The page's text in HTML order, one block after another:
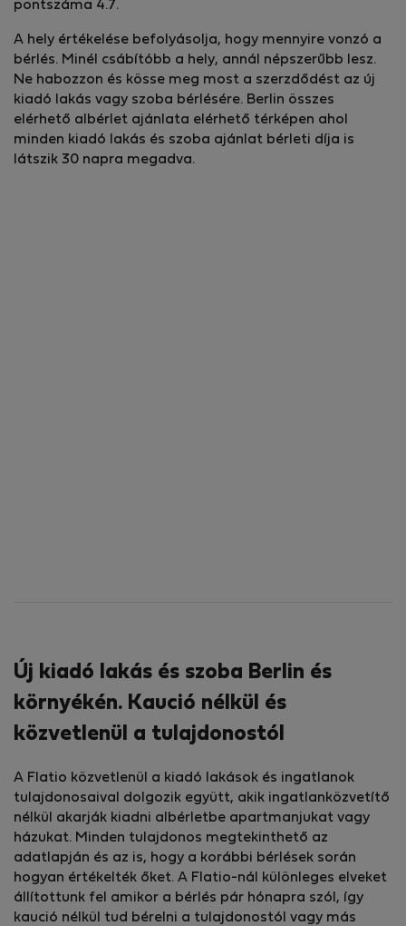
pontszáma 4.7.
A hely értékelése befolyásolja, hogy mennyire vonzó a
bérlés. Minél csábítóbb a hely, annál népszerűbb lesz.
Ne habozzon és kösse meg most a szerzdődést az új
kiadó lakás vagy szoba bérlésére. Berlin összes
elérhető albérlet ajánlata elérhető térképen ahol
minden kiadó lakás és szoba ajánlat bérleti díja is
látszik 30 napra megadva.
Új kiadó lakás és szoba Berlin és
környékén. Kaució nélkül és
közvetlenül a tulajdonostól
A Flatio közvetlenül a kiadó lakások és ingatlanok
tulajdonosaival dolgozik együtt, akik ingatlanközvetítő
nélkül akarják kiadni albérletbe apartmanjukat vagy
házukat. Minden tulajdonos megtekinthető az
adatlapján és az is, hogy a korábbi bérlések során
hogyan értékelték őket. A Flatio-nál különleges elveket
állítottunk fel amikor a bérlés pár hónapra szól, így
kaució nélkül tud bérelni a tulajdonostól vagy más